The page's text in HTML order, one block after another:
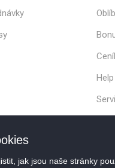
jak jsou naše stránky